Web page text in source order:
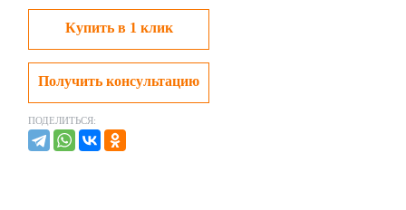
Купить в 1 клик
Получить консультацию
ПОДЕЛИТЬСЯ: